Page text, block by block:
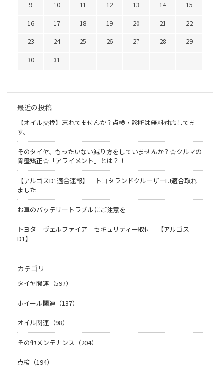
9
10 11 12 13 14
15
16
17 18 19 20 21
22
23
24 25 26 27 28
29
30
31
最近の投稿
【オイル交換】忘れてませんか？点検・診断は無料対応してま
す。
そのタイヤ、もったいない減り方をしていませんか？☆クルマの
骨盤矯正☆「アライメント」とは？！
【アルゴスD1適合速報】 トヨタランドクルーザーFJ適合取れ
ました
お車のバッテリートラブルにご注意を
トヨタ ヴェルファイア セキュリティー取付 【アルゴス
D1】
カテゴリ
タイヤ関連（597）
ホイール関連（137）
オイル関連（98）
その他メンテナンス（204）
点検（194）